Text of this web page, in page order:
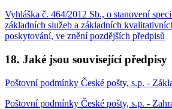
Vyhláška č. 464/2012 Sb., o stanovení
základních služeb a základních
poskytování, ve znění pozdějších předpisů
18. Jaké jsou související předpisy
Poštovní podmínky České pošty, s.p. -
Poštovní podmínky České pošty, s.p. -